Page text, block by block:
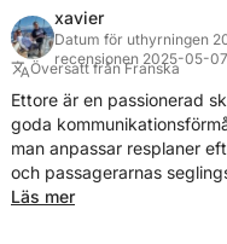
xavier
Datum för uthyrningen
recensionen 2025-05-07
Översatt från Franska
Ettore är en passionerad
goda
man anpassar resplaner
och passagerarnas
Noggrann och
Läs mer